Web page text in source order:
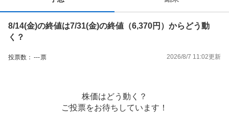
8/14(金)の終値は7/31(金)の終値（6,370円）からどう動
く？
投票数： ---票 2026/8/7 11:02更新
株価はどう動く？
ご投票をお待ちしています！